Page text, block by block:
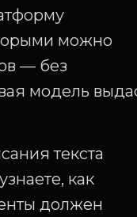
можно
— без
модель
текста
как
должен